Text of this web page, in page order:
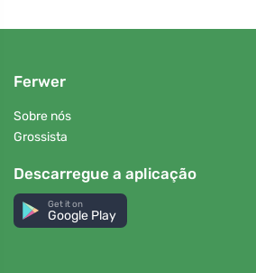
Ferwer
Sobre nós
Grossista
Descarregue a aplicação
Get it on
Google Play